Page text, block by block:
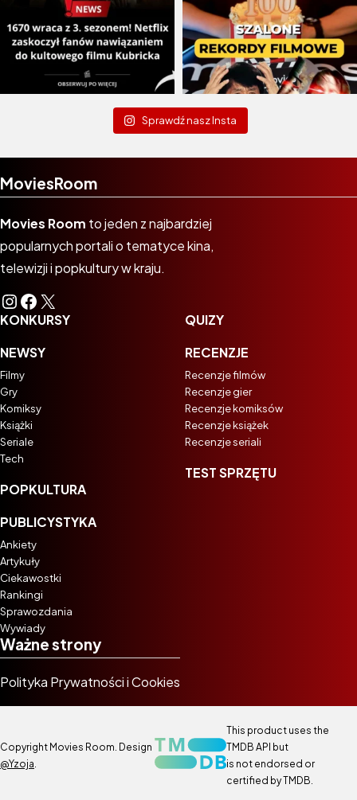
Sprawdź nasz Insta
MoviesRoom
Movies Room to jeden z najbardziej
popularnych portali o tematyce kina,
telewizji i popkultury w kraju.
Instagram
Facebook
X
KONKURSY
NEWSY
Filmy
Gry
Komiksy
Książki
Seriale
Tech
POPKULTURA
PUBLICYSTYKA
Ankiety
Artykuły
Ciekawostki
Rankingi
Sprawozdania
Wywiady
QUIZY
RECENZJE
Recenzje filmów
Recenzje gier
Recenzje komiksów
Recenzje książek
Recenzje seriali
TEST SPRZĘTU
Ważne strony
Polityka Prywatności i Cookies
Copyright Movies Room. Design
@Yzoja.
This product uses the
TMDB API but
is not endorsed or
certified by TMDB.